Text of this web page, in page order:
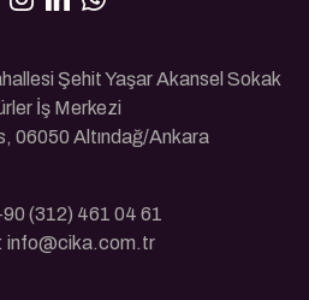
Şehit Yaşar Akansel Sokak
İş Merkezi
06050 Altındağ/Ankara
(312) 461 04 61
info@cika.com.tr